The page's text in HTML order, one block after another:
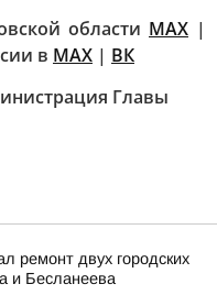
области МАХ |
в MAX | ВК
Главы
ремонт двух городских
и Бесланеева